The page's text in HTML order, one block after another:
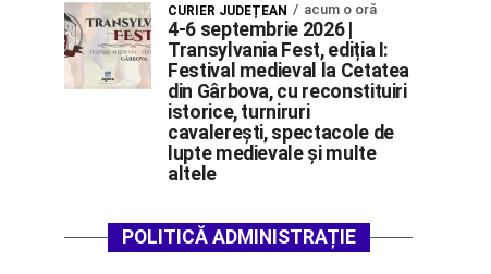
CURIER JUDEȚEAN acum o oră
4-6 septembrie 2026 |
Transylvania Fest, ediția I:
Festival medieval la Cetatea
din Gârbova, cu reconstituiri
istorice, turniruri
cavalerești, spectacole de
lupte medievale și multe
altele
POLITICĂ ADMINISTRAȚIE